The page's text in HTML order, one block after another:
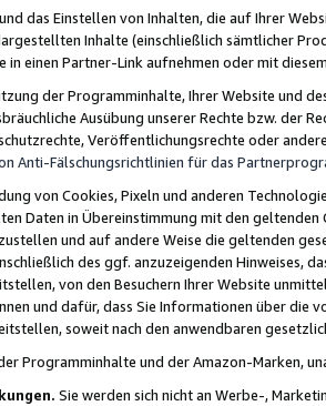
das Einstellen von Inhalten, die auf Ihrer
Inhalte (einschließlich sämtlicher
in einen Partner-Link aufnehmen oder mit
der Programminhalte, Ihrer Website und
Ausübung unserer Rechte bzw. der
Veröffentlichungsrechte oder
Anti-Fälschungsrichtlinien für das
von Cookies, Pixeln und anderen
Daten in Übereinstimmung mit den
und auf andere Weise die geltenden
des ggf. anzuzeigenden Hinweises,
von den Besuchern Ihrer Website
und dafür, dass Sie Informationen über die
soweit nach den anwendbaren
Programminhalte und der Amazon-Marken,
Sie werden sich nicht an Werbe-,